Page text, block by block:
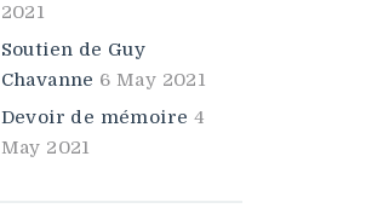
2021
Soutien de Guy
Chavanne 6 May 2021
Devoir de mémoire 4
May 2021